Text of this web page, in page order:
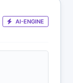
AI-ENGINE